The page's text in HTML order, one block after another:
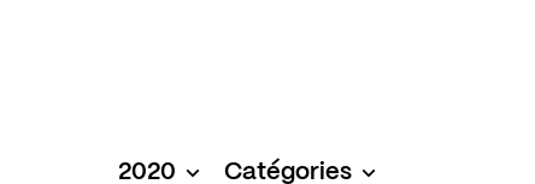
2020 Catégories